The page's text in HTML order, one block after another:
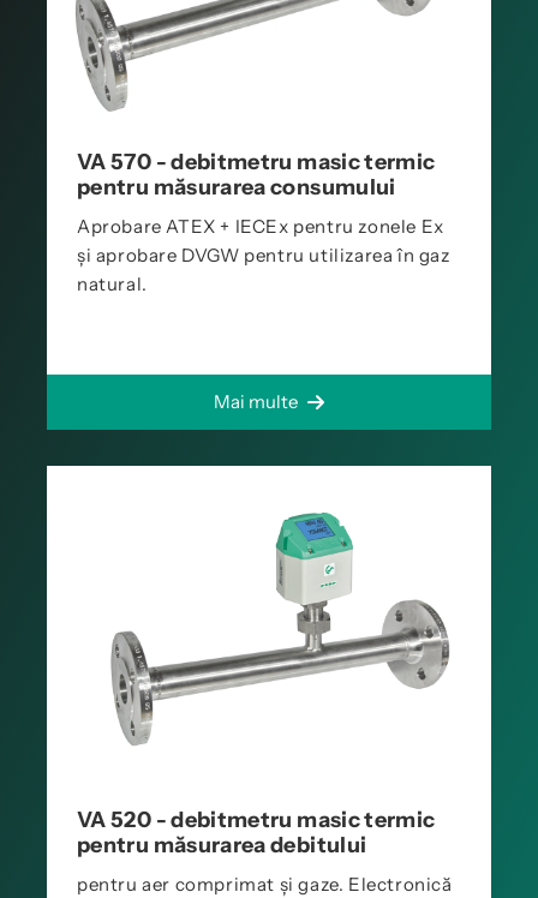
VA 570 - debitmetru masic termic
pentru măsurarea consumului
Aprobare ATEX + IECEx pentru zonele Ex
și aprobare DVGW pentru utilizarea în gaz
natural.
Mai multe
VA 520 - debitmetru masic termic
pentru măsurarea debitului
pentru aer comprimat și gaze. Electronică